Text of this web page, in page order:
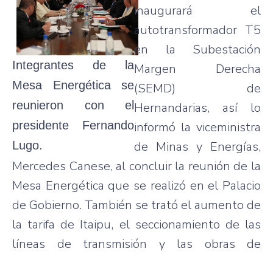
Integrantes de la
Mesa Energéticase
reunieron con el
presidente Fernando
Lugo.
inaugurará el
autotransformador T5
en la Subestación
Margen
Derecha
(SEMD) de
Hernandarias, asílo
informó la viceministra
de Minas y Energías,
Mercedes Canese, al concluirla reunión de la
Mesa Energética que se realizó en el Palacio
de Gobierno. También se trató elaumento de
la tarifa de Itaipu, el seccionamiento de las
líneas de transmisión y las obras de